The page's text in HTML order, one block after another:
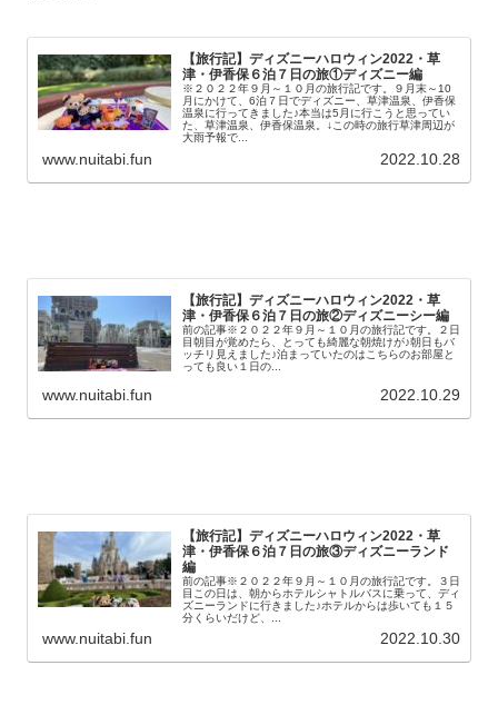
【旅行記】ディズニーハロウィン2022・草
津・伊香保６泊７日の旅①ディズニー編
※２０２２年９月～１０月の旅行記です。９月末～10
月にかけて、6泊７日でディズニー、草津温泉、伊香保
温泉に行ってきました♪本当は5月に行こうと思ってい
た、草津温泉、伊香保温泉。↓この時の旅行草津周辺が
大雨予報で...
www.nuitabi.fun 2022.10.28
【旅行記】ディズニーハロウィン2022・草
津・伊香保６泊７日の旅②ディズニーシー編
前の記事※２０２２年９月～１０月の旅行記です。２日
目朝目が覚めたら、とっても綺麗な朝焼けが♪朝日もバ
ッチリ見えました♪泊まっていたのはこちらのお部屋と
っても良い１日の...
www.nuitabi.fun 2022.10.29
【旅行記】ディズニーハロウィン2022・草
津・伊香保６泊７日の旅③ディズニーランド
編
前の記事※２０２２年９月～１０月の旅行記です。３日
目この日は、朝からホテルシャトルバスに乗って、ディ
ズニーランドに行きました♪ホテルからは歩いても１５
分くらいだけど、...
www.nuitabi.fun 2022.10.30